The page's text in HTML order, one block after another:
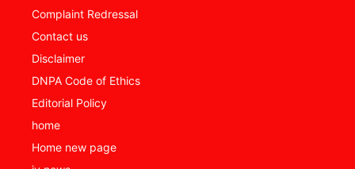
Complaint Redressal
Contact us
Disclaimer
DNPA Code of Ethics
Editorial Policy
home
Home new page